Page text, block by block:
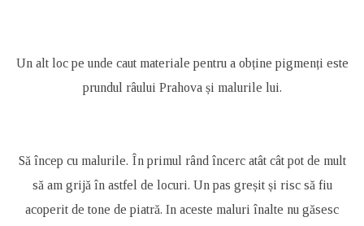
Un alt loc pe unde caut materiale pentru a obține pigmenți este
prundul râului Prahova și malurile lui.
Să încep cu malurile. În primul rând încerc atât cât pot de mult
să am grijă în astfel de locuri. Un pas greșit și risc să fiu
acoperit de tone de piatră. In aceste maluri înalte nu găsesc